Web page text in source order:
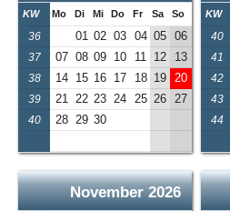
KW Mo Di Mi Do Fr Sa So
36 01 02 03 04 05 06
37 07 08 09 10 11 12 13
38 14 15 16 17 18 19 20
39 21 22 23 24 25 26 27
40 28 29 30
KW
40
41
42
43
44
November 2026